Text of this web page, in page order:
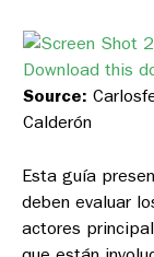
Download this
Source:
Calderón
Esta guía
deben evaluar
actores